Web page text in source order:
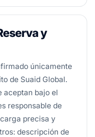
y
únicamente
de Suaid Global.
aceptan bajo el
responsable de
precisa y
descripción de